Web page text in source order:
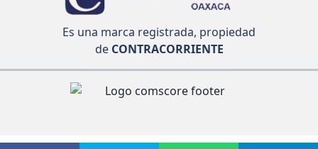
Es una marca registrada, propiedad
deCONTRACORRIENTE